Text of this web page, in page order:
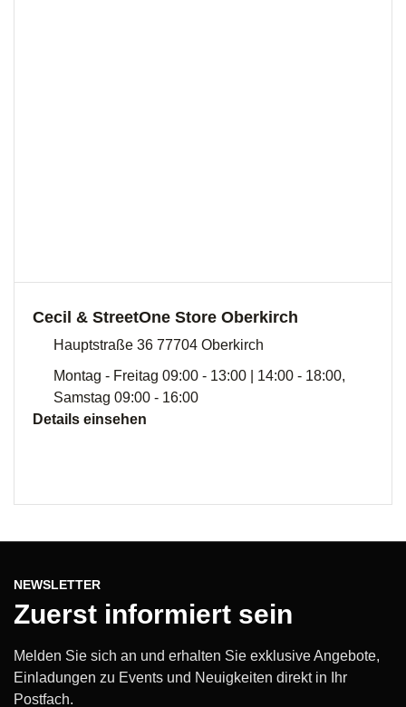
Cecil & StreetOne Store Oberkirch
Hauptstraße 36 77704 Oberkirch
Montag - Freitag 09:00 - 13:00 | 14:00 - 18:00,
Samstag 09:00 - 16:00
Details einsehen
NEWSLETTER
Zuerst informiert sein
Melden Sie sich an und erhalten Sie exklusive Angebote,
Einladungen zu Events und Neuigkeiten direkt in Ihr
Postfach.